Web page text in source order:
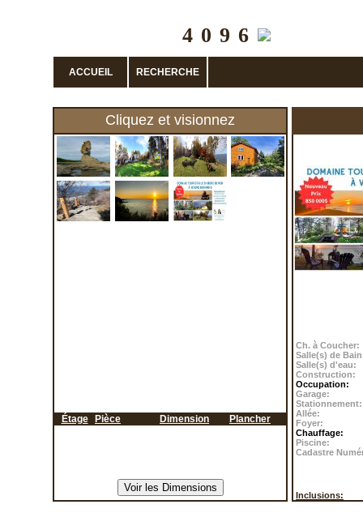
ACCUEIL RECHERCHE
Cliquez et visionnez
Étage Pièce Dimension Plancher
Ch. à Coucher:
Salle(s) de
Salle(s) d'eau:
Construction:
Occupation:
Garage:
Stationnement:
Allée:
Foyer:
Chauffage:
Piscine:
Cadastre
Inclusions: